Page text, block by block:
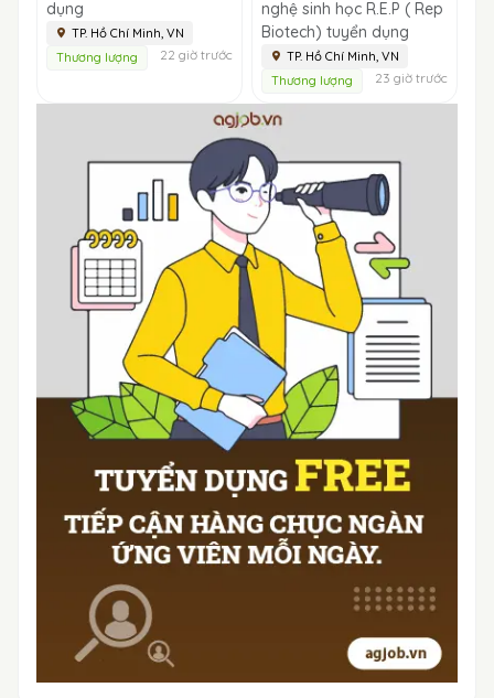
dụng
TP. Hồ Chí Minh, VN
Thương lượng
22 giờ trước
nghệ sinh học R.E.P ( Rep
Biotech) tuyển dụng
TP. Hồ Chí Minh, VN
Thương lượng
23 giờ trước